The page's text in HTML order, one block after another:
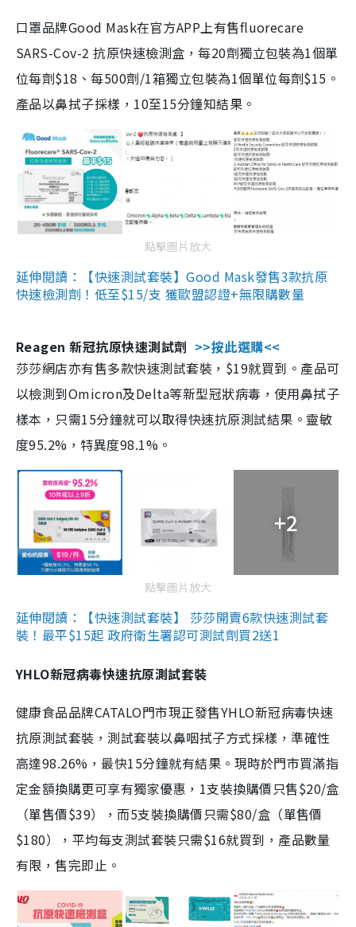
口罩品牌Good Mask在官方APP上有售fluorecare
SARS-Cov-2 抗原快速檢測盒，每20劑獨立包裝為1個單
位每劑$18、每500劑/1箱獨立包裝為1個單位每劑$15。
產品以鼻拭子採樣，10至15分鐘知結果。
點擊圖片放大
延伸閱讀：【快速測試套裝】Good Mask發售3款抗原
快速檢測劑！低至$15/支 獲歐盟認證+無限購數量
Reagen 新冠抗原快速測試劑 >>按此選購<<
莎莎網店亦有售多款快速測試套裝，$19就買到。產品可
以檢測到Omicron及Delta等新型冠狀病毒，使用鼻拭子
樣本，只需15分鐘就可以取得快速抗原測試結果。靈敏
度95.2%，特異度98.1%。
+2
點擊圖片放大
延伸閱讀：【快速測試套裝】 莎莎開賣6款快速測試套
裝！最平$15起 政府衛生署認可測試劑買2送1
YHLO新冠病毒快速抗原測試套裝
健康食品品牌CATALO門市現正發售YHLO新冠病毒快速
抗原測試套裝，測試套裝以鼻咽拭子方式採樣，準確性
高達98.26%，最快15分鐘就有結果。現時於門市買滿指
定金額換購更可享有獨家優惠，1支裝換購價只售$20/盒
（單售價$39），而5支裝換購價只需$80/盒（單售價
$180），平均每支測試套裝只需$16就買到，產品數量
有限，售完即止。